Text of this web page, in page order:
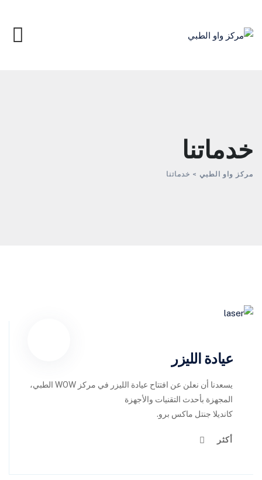
content
خدماتنا
مركز واو الطبي > خدماتنا
عيادة الليزر
يسعدنا أن نعلن عن افتتاح عيادة الليزر في مركز WOW الطبي،
المجهزة بأحدث التقنيات والأجهزة
كانديلا جنتل ماكس برو.
أكثر